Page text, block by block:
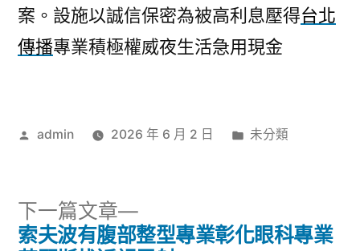
案。設施以誠信保密為被高利息壓得台北
傳播專業積極權威夜生活急用現金
作
admin 2026 年 6 月 2 日
分
未分類
下一篇文章
下
一
索夫波有腹部整型專業彰化眼科專業